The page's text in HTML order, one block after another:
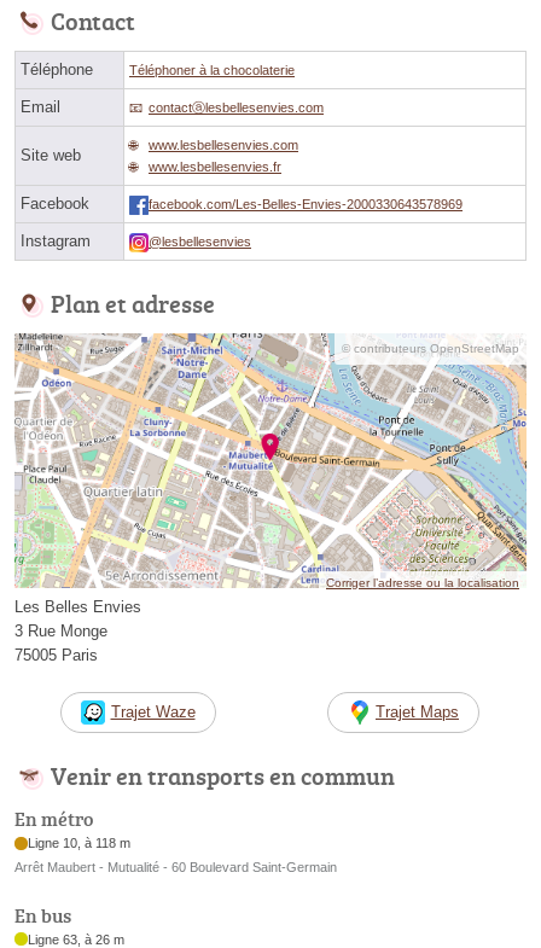
Contact
Téléphone Téléphoner à la chocolaterie
Email contactⓐlesbellesenvies.com
Site web
www.lesbellesenvies.com
www.lesbellesenvies.fr
Facebook facebook.com/Les-Belles-Envies-2000330643578969
Instagram @lesbellesenvies
Plan et adresse
© contributeurs OpenStreetMap
Corriger l’adresse ou la localisation
Les Belles Envies
3 Rue Monge
75005 Paris
Trajet Waze Trajet Maps
Venir en transports en commun
En métro
Ligne 10, à 118 m
Arrêt Maubert - Mutualité - 60 Boulevard Saint-Germain
En bus
Ligne 63, à 26 m